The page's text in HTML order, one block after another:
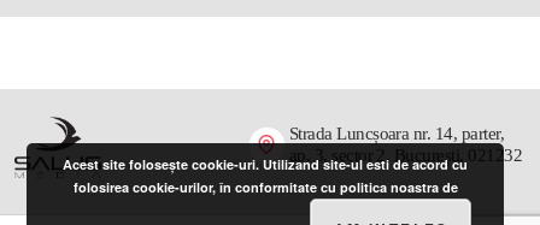
Strada Luncșoara nr. 14, parter,
ap. 3, sector 2, București, 021232
Acest site folosește cookie-uri. Utilizand site-ul esti de acord cu
folosirea cookie-urilor, în conformitate cu politica noastra de